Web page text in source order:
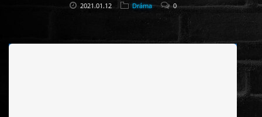
2021.01.12 Dráma 0